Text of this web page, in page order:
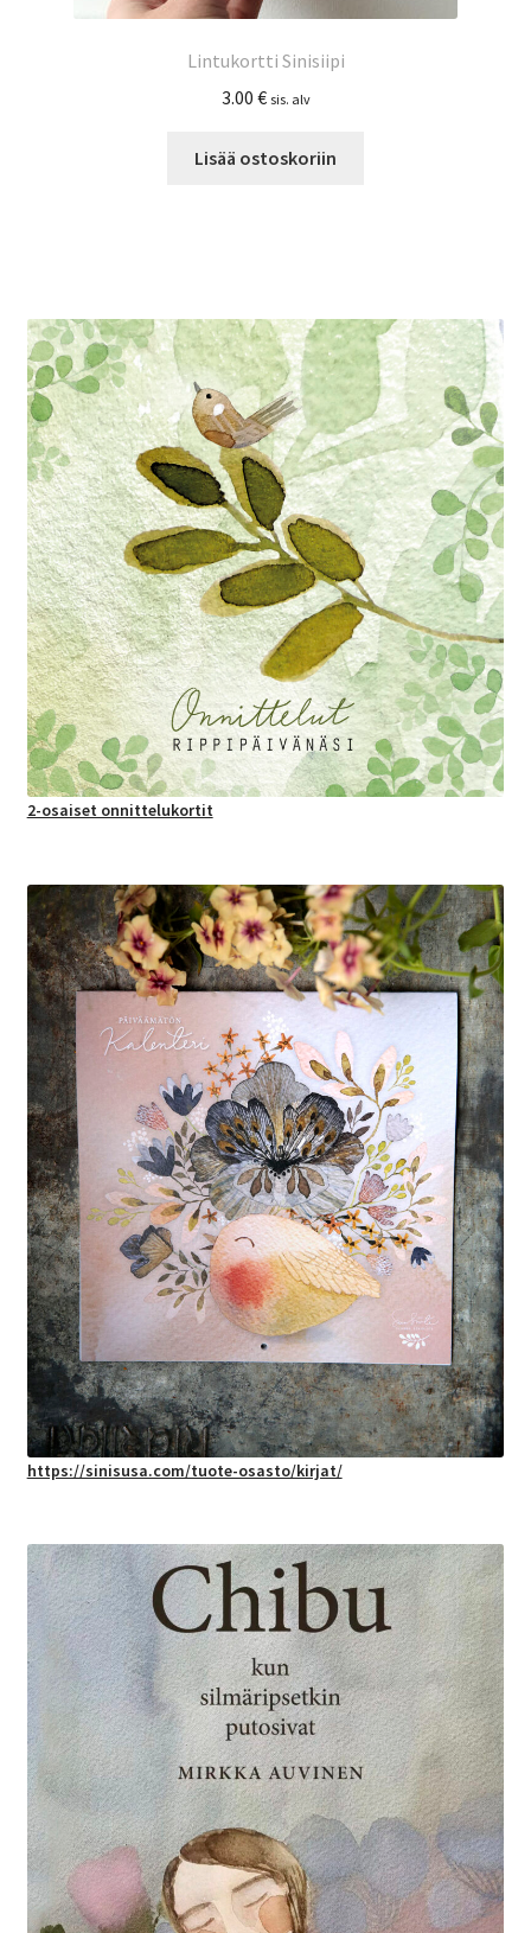
Lintukortti Sinisiipi
3.00 € sis. alv
Lisää ostoskoriin
2-osaiset onnittelukortit
https://sinisusa.com/tuote-osasto/kirjat/